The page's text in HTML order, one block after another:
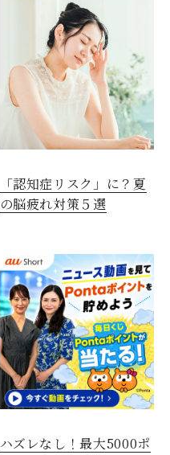
「認知症リスク」に？夏
の脳疲れ対策５選
ハズレなし！最大5000ポ